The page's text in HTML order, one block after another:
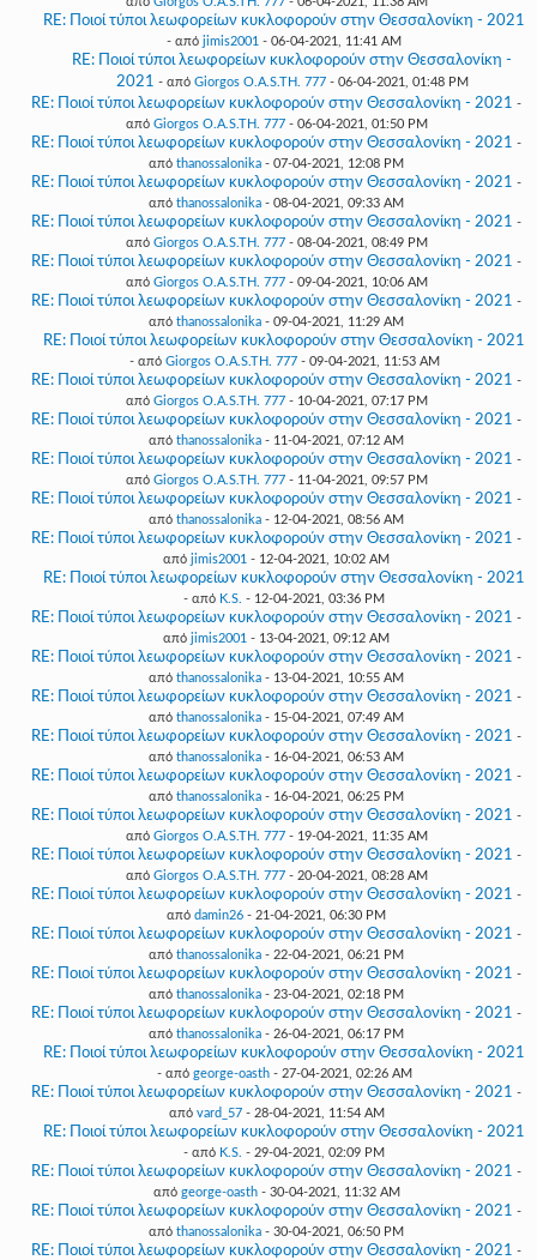
RE: Ποιοί τύποι λεωφορείων κυκλοφορούν στην Θεσσαλονίκη - 2021
- από jimis2001 - 06-04-2021, 11:41 AM
RE: Ποιοί τύποι λεωφορείων κυκλοφορούν στην Θεσσαλονίκη -
2021 - από Giorgos O.A.S.TH. 777- 06-04-2021, 01:48 PM
RE: Ποιοί τύποι λεωφορείων κυκλοφορούν στην Θεσσαλονίκη - 2021 -
από Giorgos O.A.S.TH. 777- 06-04-2021, 01:50 PM
RE: Ποιοί τύποι λεωφορείων κυκλοφορούν στην Θεσσαλονίκη - 2021 -
από thanossalonika - 07-04-2021, 12:08 PM
RE: Ποιοί τύποι λεωφορείων κυκλοφορούν στην Θεσσαλονίκη - 2021 -
από thanossalonika - 08-04-2021, 09:33 AM
RE: Ποιοί τύποι λεωφορείων κυκλοφορούν στην Θεσσαλονίκη - 2021 -
από Giorgos O.A.S.TH. 777- 08-04-2021, 08:49 PM
RE: Ποιοί τύποι λεωφορείων κυκλοφορούν στην Θεσσαλονίκη - 2021 -
από Giorgos O.A.S.TH. 777- 09-04-2021, 10:06 AM
RE: Ποιοί τύποι λεωφορείων κυκλοφορούν στην Θεσσαλονίκη - 2021 -
από thanossalonika - 09-04-2021, 11:29 AM
RE: Ποιοί τύποι λεωφορείων κυκλοφορούν στην Θεσσαλονίκη - 2021
- από Giorgos O.A.S.TH. 777- 09-04-2021, 11:53 AM
RE: Ποιοί τύποι λεωφορείων κυκλοφορούν στην Θεσσαλονίκη - 2021 -
από Giorgos O.A.S.TH. 777- 10-04-2021, 07:17 PM
RE: Ποιοί τύποι λεωφορείων κυκλοφορούν στην Θεσσαλονίκη - 2021 -
από thanossalonika - 11-04-2021, 07:12 AM
RE: Ποιοί τύποι λεωφορείων κυκλοφορούν στην Θεσσαλονίκη - 2021 -
από Giorgos O.A.S.TH. 777- 11-04-2021, 09:57 PM
RE: Ποιοί τύποι λεωφορείων κυκλοφορούν στην Θεσσαλονίκη - 2021 -
από thanossalonika - 12-04-2021, 08:56 AM
RE: Ποιοί τύποι λεωφορείων κυκλοφορούν στην Θεσσαλονίκη - 2021 -
από jimis2001 - 12-04-2021, 10:02 AM
RE: Ποιοί τύποι λεωφορείων κυκλοφορούν στην Θεσσαλονίκη - 2021
- από K.S. - 12-04-2021, 03:36 PM
RE: Ποιοί τύποι λεωφορείων κυκλοφορούν στην Θεσσαλονίκη - 2021 -
από jimis2001 - 13-04-2021, 09:12 AM
RE: Ποιοί τύποι λεωφορείων κυκλοφορούν στην Θεσσαλονίκη - 2021 -
από thanossalonika - 13-04-2021, 10:55 AM
RE: Ποιοί τύποι λεωφορείων κυκλοφορούν στην Θεσσαλονίκη - 2021 -
από thanossalonika - 15-04-2021, 07:49 AM
RE: Ποιοί τύποι λεωφορείων κυκλοφορούν στην Θεσσαλονίκη - 2021 -
από thanossalonika - 16-04-2021, 06:53 AM
RE: Ποιοί τύποι λεωφορείων κυκλοφορούν στην Θεσσαλονίκη - 2021 -
από thanossalonika - 16-04-2021, 06:25 PM
RE: Ποιοί τύποι λεωφορείων κυκλοφορούν στην Θεσσαλονίκη - 2021 -
από Giorgos O.A.S.TH. 777- 19-04-2021, 11:35 AM
RE: Ποιοί τύποι λεωφορείων κυκλοφορούν στην Θεσσαλονίκη - 2021 -
από Giorgos O.A.S.TH. 777- 20-04-2021, 08:28 AM
RE: Ποιοί τύποι λεωφορείων κυκλοφορούν στην Θεσσαλονίκη - 2021 -
από damin26 - 21-04-2021, 06:30 PM
RE: Ποιοί τύποι λεωφορείων κυκλοφορούν στην Θεσσαλονίκη - 2021 -
από thanossalonika - 22-04-2021, 06:21 PM
RE: Ποιοί τύποι λεωφορείων κυκλοφορούν στην Θεσσαλονίκη - 2021 -
από thanossalonika - 23-04-2021, 02:18 PM
RE: Ποιοί τύποι λεωφορείων κυκλοφορούν στην Θεσσαλονίκη - 2021 -
από thanossalonika - 26-04-2021, 06:17 PM
RE: Ποιοί τύποι λεωφορείων κυκλοφορούν στην Θεσσαλονίκη - 2021
- από george-oasth- 27-04-2021, 02:26 AM
RE: Ποιοί τύποι λεωφορείων κυκλοφορούν στην Θεσσαλονίκη - 2021 -
από vard_57- 28-04-2021, 11:54 AM
RE: Ποιοί τύποι λεωφορείων κυκλοφορούν στην Θεσσαλονίκη - 2021
- από K.S. - 29-04-2021, 02:09 PM
RE: Ποιοί τύποι λεωφορείων κυκλοφορούν στην Θεσσαλονίκη - 2021 -
από george-oasth- 30-04-2021, 11:32 AM
RE: Ποιοί τύποι λεωφορείων κυκλοφορούν στην Θεσσαλονίκη - 2021 -
από thanossalonika - 30-04-2021, 06:50 PM
RE: Ποιοί τύποι λεωφορείων κυκλοφορούν στην Θεσσαλονίκη - 2021 -